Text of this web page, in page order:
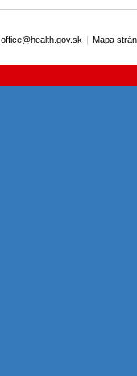
office@health.gov.sk Mapa